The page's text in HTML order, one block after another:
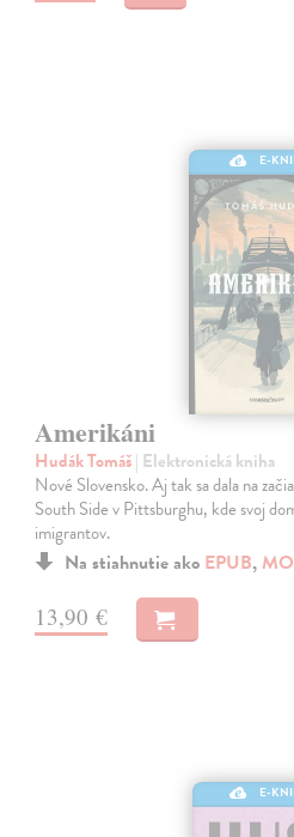
E-
Amerikáni
Hudák Tomáš| Elektronická kniha
Nové Slovensko. Aj tak sa dala na
South Side v Pittsburghu, kde svoj
imigrantov.
Na stiahnutie ako EPUB,
13,90 €
E-